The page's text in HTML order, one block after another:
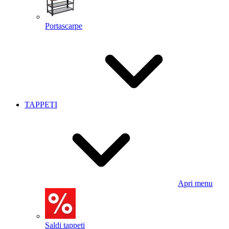
Portascarpe
TAPPETI
Apri menu
Saldi tappeti